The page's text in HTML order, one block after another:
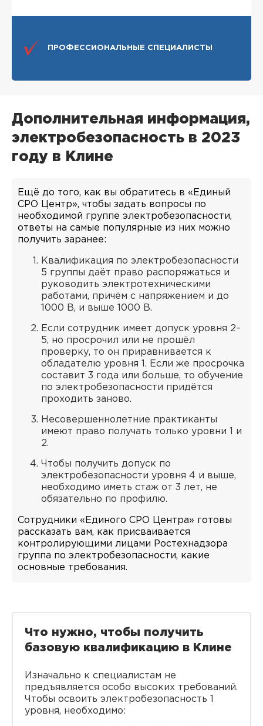
ПРОФЕССИОНАЛЬНЫЕ СПЕЦИАЛИСТЫ
Дополнительная информация,
электробезопасность в 2023
году в Клине
Ещё до того, как вы обратитесь в «Единый
СРО Центр», чтобы задать вопросы по
необходимой группе электробезопасности,
ответы на самые популярные из них можно
получить заранее:
Квалификация по электробезопасности
5 группы даёт право распоряжаться и
руководить электротехническими
работами, причём с напряжением и до
1000 В, и выше 1000 В.
Если сотрудник имеет допуск уровня 2–
5, но просрочил или не прошёл
проверку, то он приравнивается к
обладателю уровня 1. Если же просрочка
составит 3 года или больше, то обучение
по электробезопасности придётся
проходить заново.
Несовершеннолетние практиканты
имеют право получать только уровни 1 и
2.
Чтобы получить допуск по
электробезопасности уровня 4 и выше,
необходимо иметь стаж от 3 лет, не
обязательно по профилю.
Сотрудники «Единого СРО Центра» готовы
рассказать вам, как присваивается
контролирующими лицами Ростехнадзора
группа по электробезопасности, какие
основные требования.
Что нужно, чтобы получить
базовую квалификацию в Клине
Изначально к специалистам не
предъявляется особо высоких требований.
Чтобы освоить электробезопасность 1
уровня, необходимо: